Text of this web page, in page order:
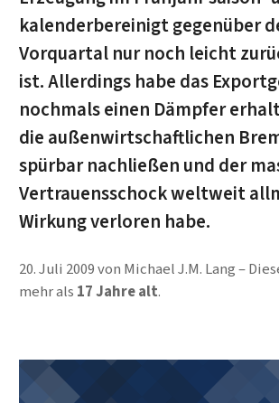
kalenderbereinigt gegenüber
Vorquartal nur noch leicht
ist. Allerdings habe das
nochmals einen Dämpfer
die außenwirtschaftlichen
spürbar nachließen und der
Vertrauensschock weltweit
Wirkung verloren habe.
20. Juli 2009von Michael J.M. Lang
mehr als 17 Jahre alt.